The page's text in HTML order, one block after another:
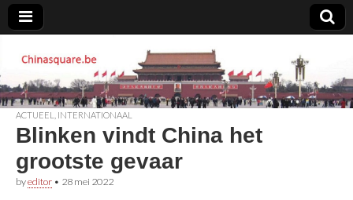
Chinasquare.be
ACTUEEL INTERNATIONAAL
Blinken vindt China het
grootste gevaar
byeditor • 28 mei 2022